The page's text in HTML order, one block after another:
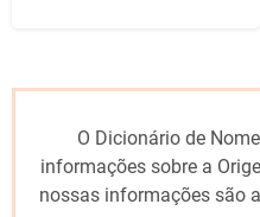
O Dicionário de
informações sobre a
nossas informações são